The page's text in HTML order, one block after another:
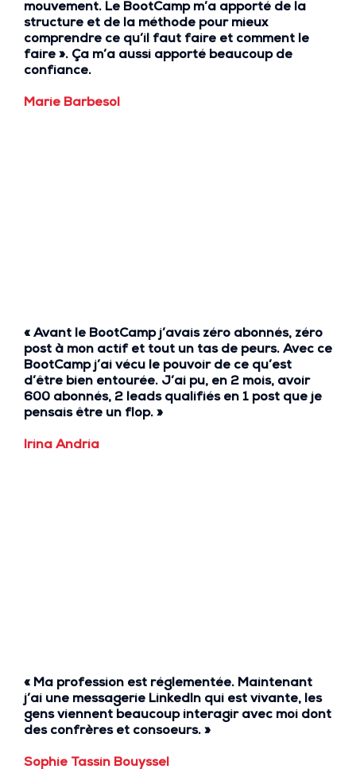
mouvement. Le BootCamp m’a apporté de la
structure et de la méthode pour mieux
comprendre ce qu’il faut faire et comment le
faire ». Ça m’a aussi apporté beaucoup de
confiance.
Marie Barbesol
« Avant le BootCamp j’avais zéro abonnés, zéro
post à mon actif et tout un tas de peurs. Avec ce
BootCamp j’ai vécu le pouvoir de ce qu’est
d’être bien entourée. J’ai pu, en 2 mois, avoir
600 abonnés, 2 leads qualifiésen 1 post que je
pensais être un flop. »
Irina Andria
« Ma profession est réglementée. Maintenant
j’ai une messagerie LinkedIn qui est vivante, les
gens viennent beaucoup interagir avec moi dont
des confrères et consoeurs. »
Sophie Tassin Bouyssel